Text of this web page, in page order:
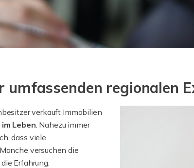
umfassenden regionalen
verkauft Immobilien
Leben. Nahezu immer
dass viele
versuchen die
Erfahrung.